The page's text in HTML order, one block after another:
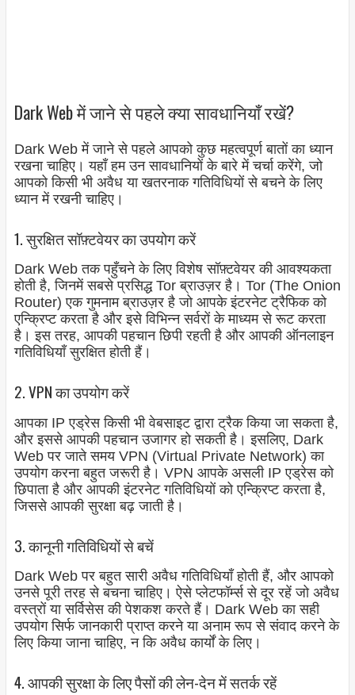
Dark Web में जाने से पहले क्या सावधानियाँ रखें?
Dark Web में जाने से पहले आपको कुछ महत्वपूर्ण बातों का ध्यान
रखना चाहिए। यहाँ हम उन सावधानियों के बारे में चर्चा करेंगे, जो
आपको किसी भी अवैध या खतरनाक गतिविधियों से बचने के लिए
ध्यान में रखनी चाहिए।
1. सुरक्षित सॉफ़्टवेयर का उपयोग करें
Dark Web तक पहुँचने के लिए विशेष सॉफ़्टवेयर की आवश्यकता
होती है, जिनमें सबसे प्रसिद्ध Tor ब्राउज़र है। Tor (The Onion
Router) एक गुमनाम ब्राउज़र है जो आपके इंटरनेट ट्रैफिक को
एन्क्रिप्ट करता है और इसे विभिन्न सर्वरों के माध्यम से रूट करता
है। इस तरह, आपकी पहचान छिपी रहती है और आपकी ऑनलाइन
गतिविधियाँ सुरक्षित होती हैं।
2. VPN का उपयोग करें
आपका IP एड्रेस किसी भी वेबसाइट द्वारा ट्रैक किया जा सकता है,
और इससे आपकी पहचान उजागर हो सकती है। इसलिए, Dark
Web पर जाते समय VPN (Virtual Private Network) का
उपयोग करना बहुत जरूरी है। VPN आपके असली IP एड्रेस को
छिपाता है और आपकी इंटरनेट गतिविधियों को एन्क्रिप्ट करता है,
जिससे आपकी सुरक्षा बढ़ जाती है।
3. कानूनी गतिविधियों से बचें
Dark Web पर बहुत सारी अवैध गतिविधियाँ होती हैं, और आपको
उनसे पूरी तरह से बचना चाहिए। ऐसे प्लेटफॉर्म्स से दूर रहें जो अवैध
वस्त्रों या सर्विसेस की पेशकश करते हैं। Dark Web का सही
उपयोग सिर्फ जानकारी प्राप्त करने या अनाम रूप से संवाद करने के
लिए किया जाना चाहिए, न कि अवैध कार्यों के लिए।
4. आपकी सुरक्षा के लिए पैसों की लेन-देन में सतर्क रहें